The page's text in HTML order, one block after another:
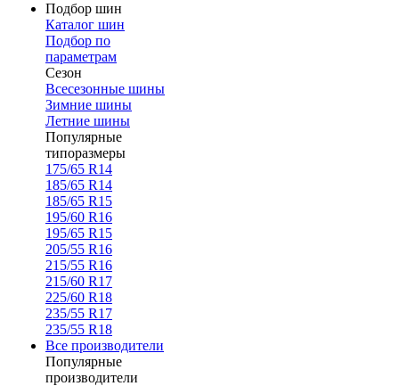
Подбор шин
Каталог шин
Подбор по
параметрам
Сезон
Всесезонные шины
Зимние шины
Летние шины
Популярные
типоразмеры
175/65 R14
185/65 R14
185/65 R15
195/60 R16
195/65 R15
205/55 R16
215/55 R16
215/60 R17
225/60 R18
235/55 R17
235/55 R18
Все производители
Популярные
производители